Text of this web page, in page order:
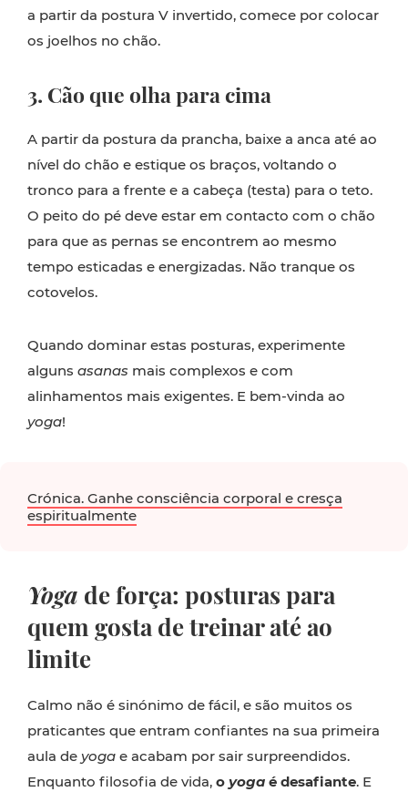
a partir da postura V invertido, comece por colocar
os joelhos no chão.
3. Cão que olha para cima
A partir da postura da prancha, baixe a anca até ao
nível do chão e estique os braços, voltando o
tronco para a frente e a cabeça (testa) para o teto.
O peito do pé deve estar em contacto com o chão
para que as pernas se encontrem ao mesmo
tempo esticadas e energizadas. Não tranque os
cotovelos.
Quando dominar estas posturas, experimente
alguns asanas mais complexos e com
alinhamentos mais exigentes. E bem-vinda ao
yoga!
Crónica. Ganhe consciência corporal e cresça
espiritualmente
Yoga de força: posturas para
quem gosta de treinar até ao
limite
Calmo não é sinónimo de fácil, e são muitos os
praticantes que entram confiantes na sua primeira
aula de yoga e acabam por sair surpreendidos.
Enquanto filosofia de vida, o yoga é desafiante. E